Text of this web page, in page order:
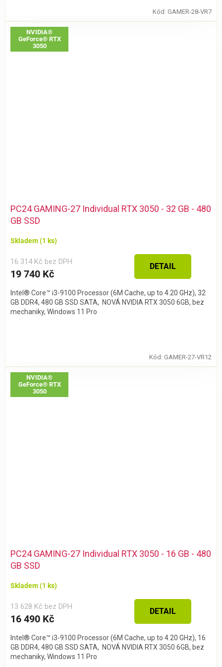
Kód: GAMER-28-VR7
NVIDIA®
GeForce® RTX
3050
PC24 GAMING-27 Individual RTX 3050 - 32 GB - 480
GB SSD
Skladem(1 ks)
16 314 Kč bez DPH
19 740 Kč
DETAIL
Intel® Core™ i3-9100 Processor (6M Cache, up to 4.20 GHz), 32
GB DDR4, 480 GB SSD SATA, NOVÁ NVIDIA RTX 3050 6GB, bez
mechaniky, Windows 11 Pro
Kód: GAMER-27-VR12
NVIDIA®
GeForce® RTX
3050
PC24 GAMING-27 Individual RTX 3050 - 16 GB - 480
GB SSD
Skladem(1 ks)
13 628 Kč bez DPH
16 490 Kč
DETAIL
Intel® Core™ i3-9100 Processor (6M Cache, up to 4.20 GHz), 16
GB DDR4, 480 GB SSD SATA, NOVÁ NVIDIA RTX 3050 6GB, bez
mechaniky, Windows 11 Pro